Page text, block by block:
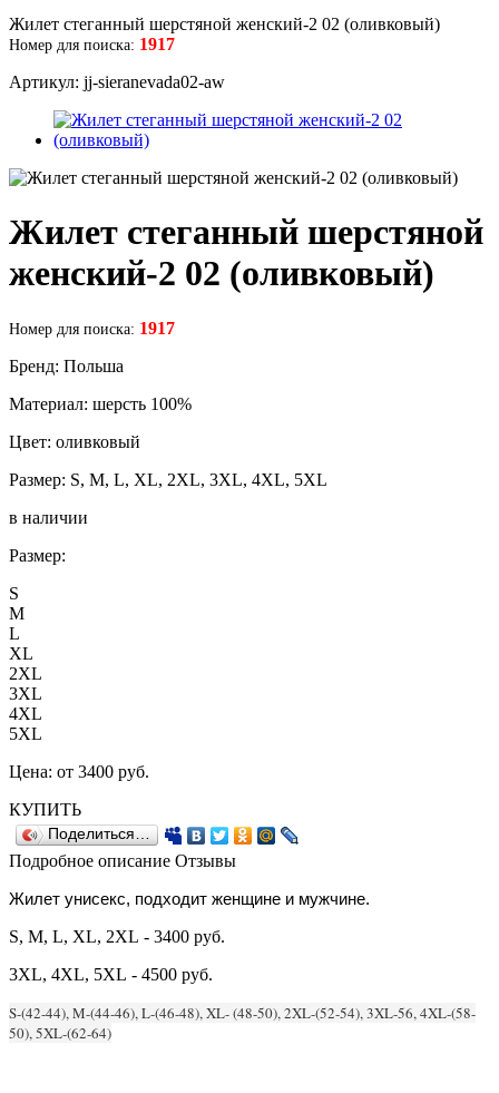
Жилет стеганный шерстяной женский-2 02 (оливковый)
Номер для поиска: 1917
Артикул: jj-sieranevada02-aw
Жилет стеганный шерстяной
женский-2 02 (оливковый)
Номер для поиска: 1917
Бренд: Польша
Материал: шерсть 100%
Цвет: оливковый
Размер: S, M, L, XL, 2XL, 3XL, 4XL, 5XL
в наличии
Размер:
S
M
L
XL
2XL
3XL
4XL
5XL
Цена: от 3400 руб.
КУПИТЬ
Поделиться…
Подробное описание Отзывы
Жилет унисекс, подходит женщине и мужчине.
S, M, L, XL, 2XL - 3400 руб.
3XL, 4XL, 5XL - 4500 руб.
S-(42-44), M-(44-46), L-(46-48), XL- (48-50), 2XL-(52-54), 3XL-56, 4XL-(58-
50), 5XL-(62-64)